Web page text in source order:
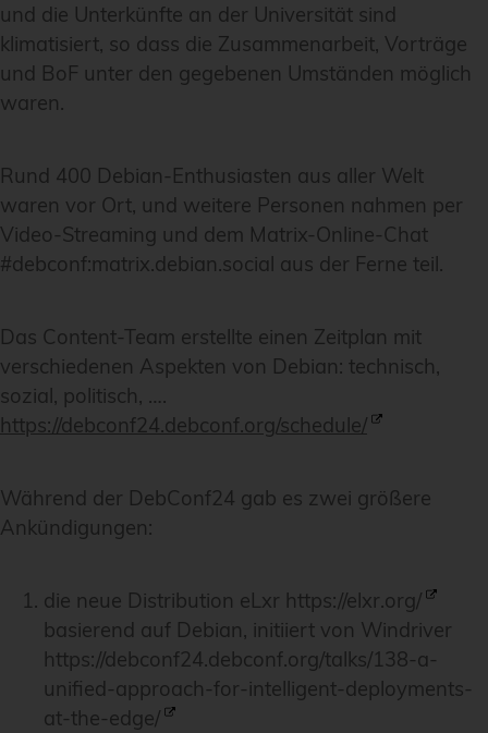
und die Unterkünfte an der Universität sind
klimatisiert, so dass die Zusammenarbeit, Vorträge
und BoF unter den gegebenen Umständen möglich
waren.
Rund 400 Debian-Enthusiasten aus aller Welt
waren vor Ort, und weitere Personen nahmen per
Video-Streaming und dem Matrix-Online-Chat
#debconf:matrix.debian.social aus der Ferne teil.
Das Content-Team erstellte einen Zeitplan mit
verschiedenen Aspekten von Debian: technisch,
sozial, politisch, ….
https://debconf24.debconf.org/schedule/
Während der DebConf24 gab es zwei größere
Ankündigungen:
die neue Distribution eLxr https://elxr.org/
basierend auf Debian, initiiert von Windriver
https://debconf24.debconf.org/talks/138-a-
unified-approach-for-intelligent-deployments-
at-the-edge/